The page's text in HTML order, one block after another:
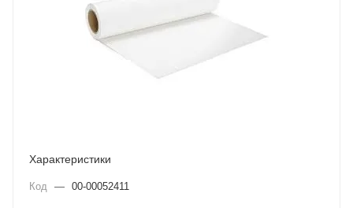
Характеристики
Код — 00-00052411